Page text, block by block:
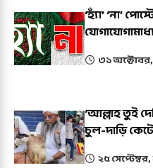
‘হ্যাঁ’ ‘না’
৩১
‘আল্লাহ তুই
চুল-দাড়ি
২৫